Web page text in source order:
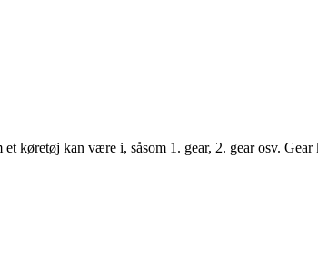
køretøj kan være i, såsom 1. gear, 2. gear osv.